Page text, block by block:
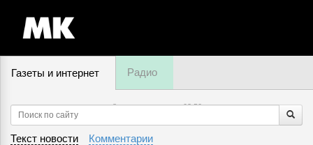
Газеты и интернет Радио
8 августа, пятница,03:50
Текст новости Комментарии